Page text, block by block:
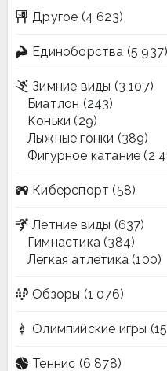
Другое (4 623)
Единоборства (5 937)
Зимние виды (3 107)
Биатлон (243)
Коньки (29)
Лыжные гонки (389)
Фигурное катание (2
Киберспорт (58)
Летние виды (637)
Гимнастика (384)
Легкая атлетика (100)
Обзоры (1 076)
Олимпийские игры
Теннис (6 878)